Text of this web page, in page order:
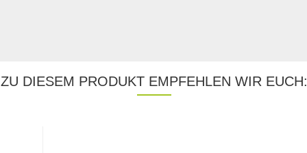
ZU DIESEM PRODUKT EMPFEHLEN WIR EUCH: